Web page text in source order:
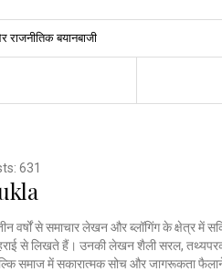
राजनीतिक बयानबाजी
631
वर्षों से समाचार लेखन और ब्लॉगिंग के क्षेत्र में
से लिखते हैं। उनकी लेखन शैली सरल,
समाज में सकारात्मक सोच और जागरूकता फैलाने